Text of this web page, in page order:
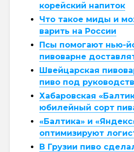
корейский напиток
Что такое миды и
варить на России
Псы помогают нью-
пивоварне
Швейцарская
пиво под
Хабаровская
юбилейный сорт
«Балтика» и
оптимизируют
В Грузии пиво